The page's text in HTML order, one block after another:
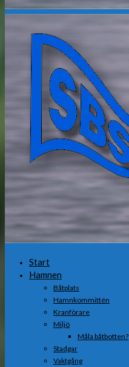
Start
Hamnen
Båtplats
Hamnkommittén
Kranförare
Miljö
Måla båtbotten?
Stadgar
Vaktgång